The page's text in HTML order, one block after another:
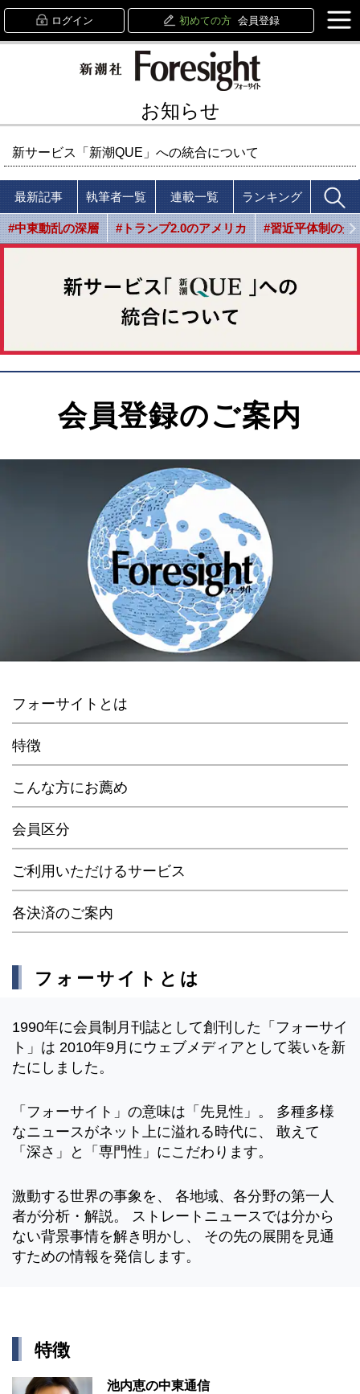
ログイン 初めての方 会員登録
お知らせ
新サービス「新潮QUE」への統合について
最新記事 執筆者一覧 連載一覧 ランキング
#中東動乱の深層 #トランプ2.0のアメリカ #習近平体制の光
会員登録のご案内
フォーサイトとは
特徴
こんな方にお薦め
会員区分
ご利用いただけるサービス
各決済のご案内
フォーサイトとは
1990年に会員制月刊誌として創刊した「フォーサイ
ト」は 2010年9月にウェブメディアとして装いを新
たにしました。
「フォーサイト」の意味は「先見性」。 多種多様
なニュースがネット上に溢れる時代に、 敢えて
「深さ」と「専門性」にこだわります。
激動する世界の事象を、 各地域、各分野の第一人
者が分析・解説。 ストレートニュースでは分から
ない背景事情を解き明かし、 その先の展開を見通
すための情報を発信します。
特徴
池内恵の中東通信